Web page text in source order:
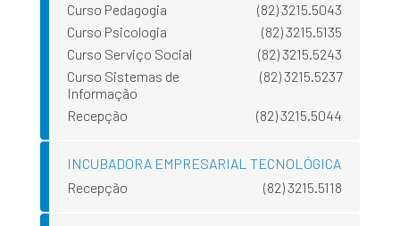
Curso Pedagogia
(82) 3215.5043
Curso Psicologia
(82) 3215.5135
Curso Serviço Social
(82) 3215.5243
Curso Sistemas de
Informação
(82) 3215.5237
Recepção (82) 3215.5044
INCUBADORA EMPRESARIAL TECNOLÓGICA
Recepção
(82) 3215.5118